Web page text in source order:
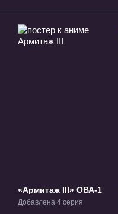
«Армитаж III» ОВА-1
Добавлена 4 серия